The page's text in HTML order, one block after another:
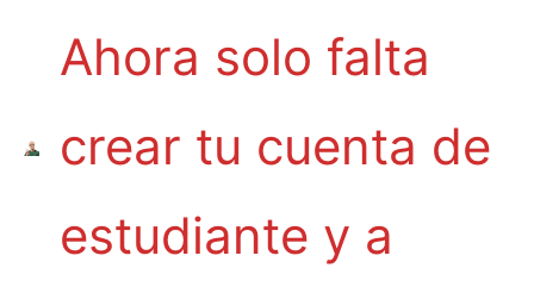
Ahora solo falta
crear tu cuenta de
estudiante y a